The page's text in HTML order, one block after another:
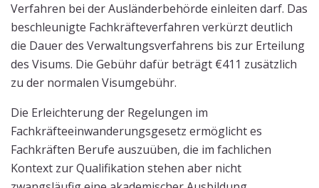
Verfahren bei der Ausländerbehörde einleiten darf. Das
beschleunigte Fachkräfteverfahren verkürzt deutlich
die Dauer des Verwaltungsverfahrens bis zur Erteilung
des Visums. Die Gebühr dafür beträgt €411 zusätzlich
zu der normalen Visumgebühr.
Die Erleichterung der Regelungen im
Fachkräfteeinwanderungsgesetz ermöglicht es
Fachkräften Berufe auszuüben, die im fachlichen
Kontext zur Qualifikation stehen aber nicht